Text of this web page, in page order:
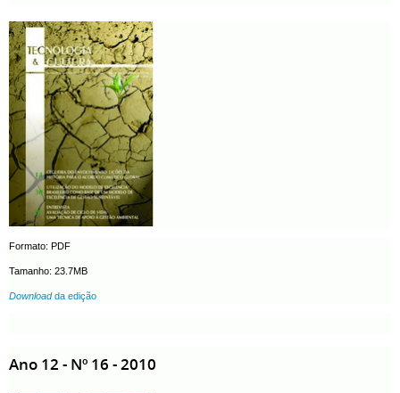
Formato: PDF
Tamanho: 23.7MB
Downloadda edição
Ano 12 - Nº 16 - 2010